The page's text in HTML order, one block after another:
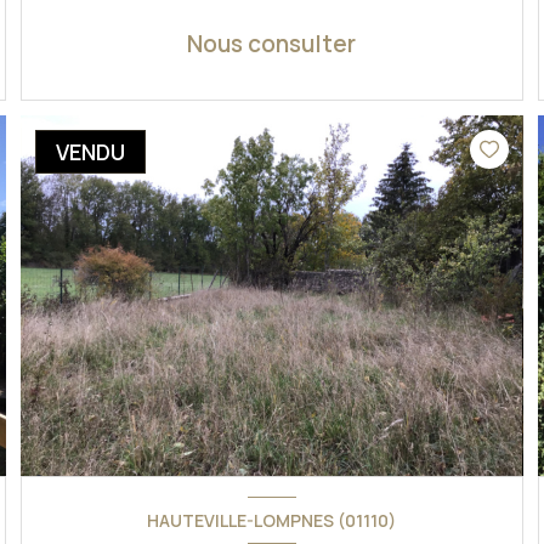
Nous consulter
VOIR LE BIEN
VENDU
HAUTEVILLE-LOMPNES (01110)